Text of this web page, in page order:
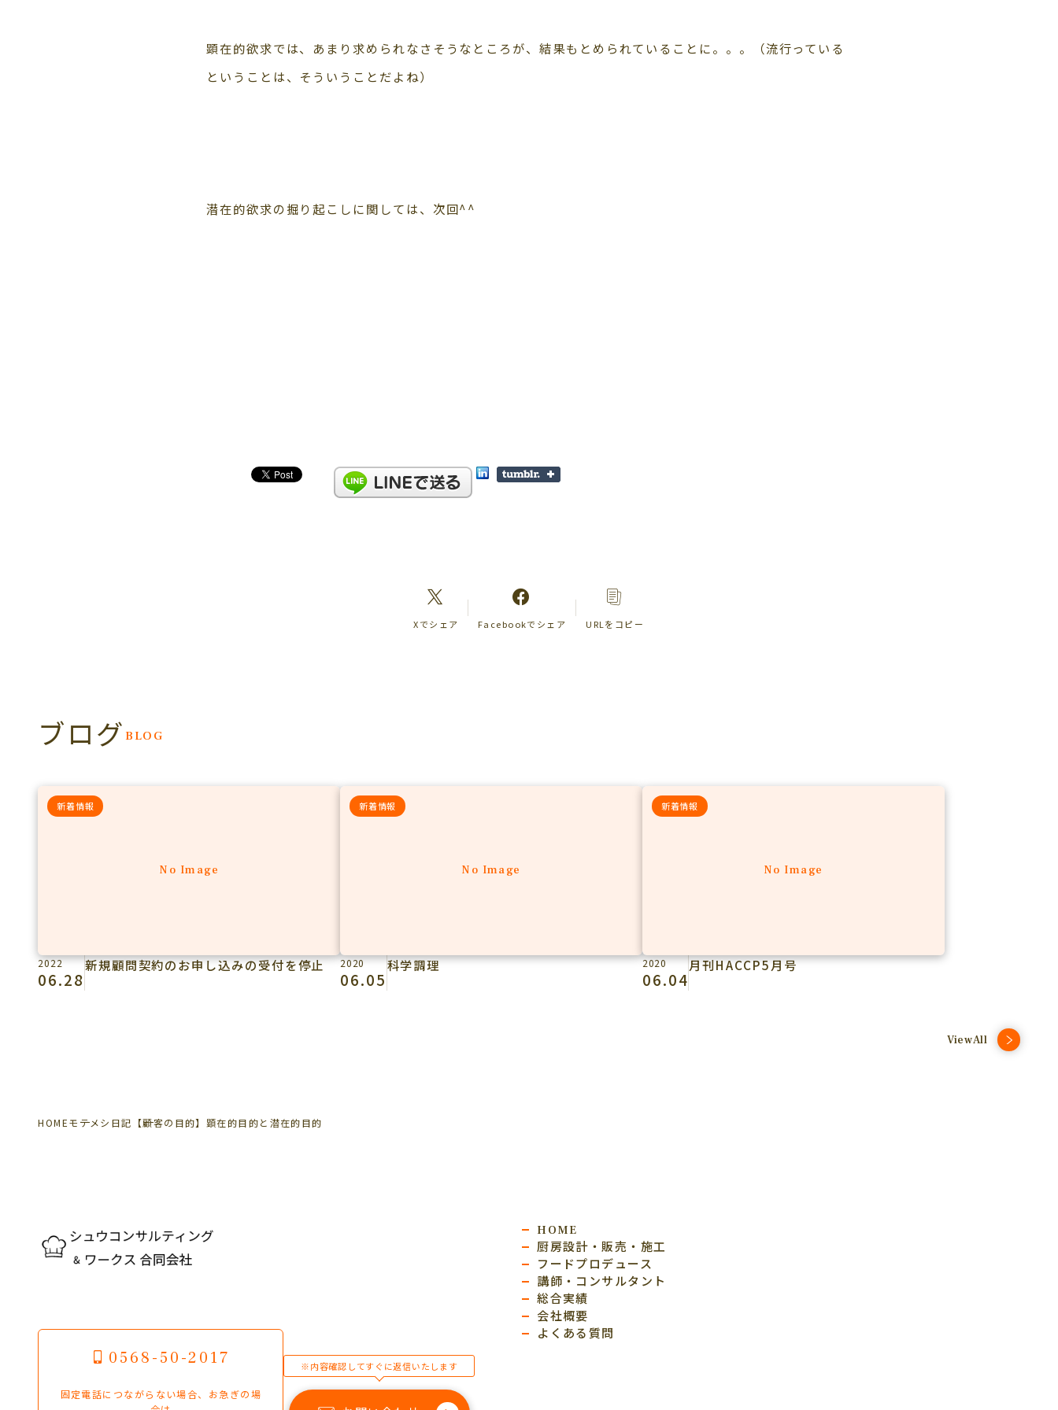
顕在的欲求では、あまり求められなさそうなところが、結果もとめられていることに。。。（流行っている
ということは、そういうことだよね）
潜在的欲求の掘り起こしに関しては、次回^^
Xでシェア Facebookでシェア URLをコピー
BLOG
ブログ
No Image
新着情報
2022
06.28
新規顧問契約のお申し込みの受付を停止
No Image
新着情報
2020
06.05
科学調理
No Image
新着情報
2020
06.04
月刊HACCP5月号
ViewAll
HOMEモテメシ日記 【顧客の目的】顕在的目的と潜在的目的
0568-50-2017
固定電話につながらない場合、お急ぎの場
※内容確認してすぐに返信いたします
HOME
厨房設計・販売・施工
フードプロデュース
講師・コンサルタント
総合実績
会社概要
よくある質問